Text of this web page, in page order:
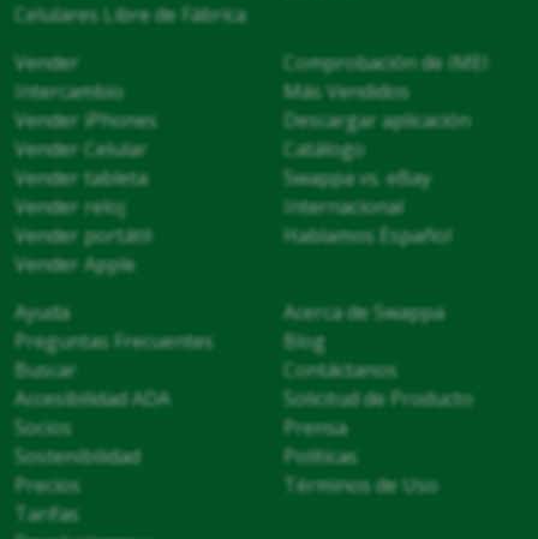
Celulares Libre de Fábrica
Vender
Intercambio
Vender iPhones
Vender Celular
Vender tableta
Vender reloj
Vender portátil
Vender Apple
Comprobación de IMEI
Más Vendidos
Descargar aplicación
Catálogo
Swappa vs. eBay
Internacional
Hablamos Español
Ayuda
Preguntas Frecuentes
Buscar
Accesibilidad ADA
Socios
Sostenibilidad
Precios
Tarifas
Acerca de Swappa
Blog
Contáctanos
Solicitud de Producto
Prensa
Políticas
Términos de Uso